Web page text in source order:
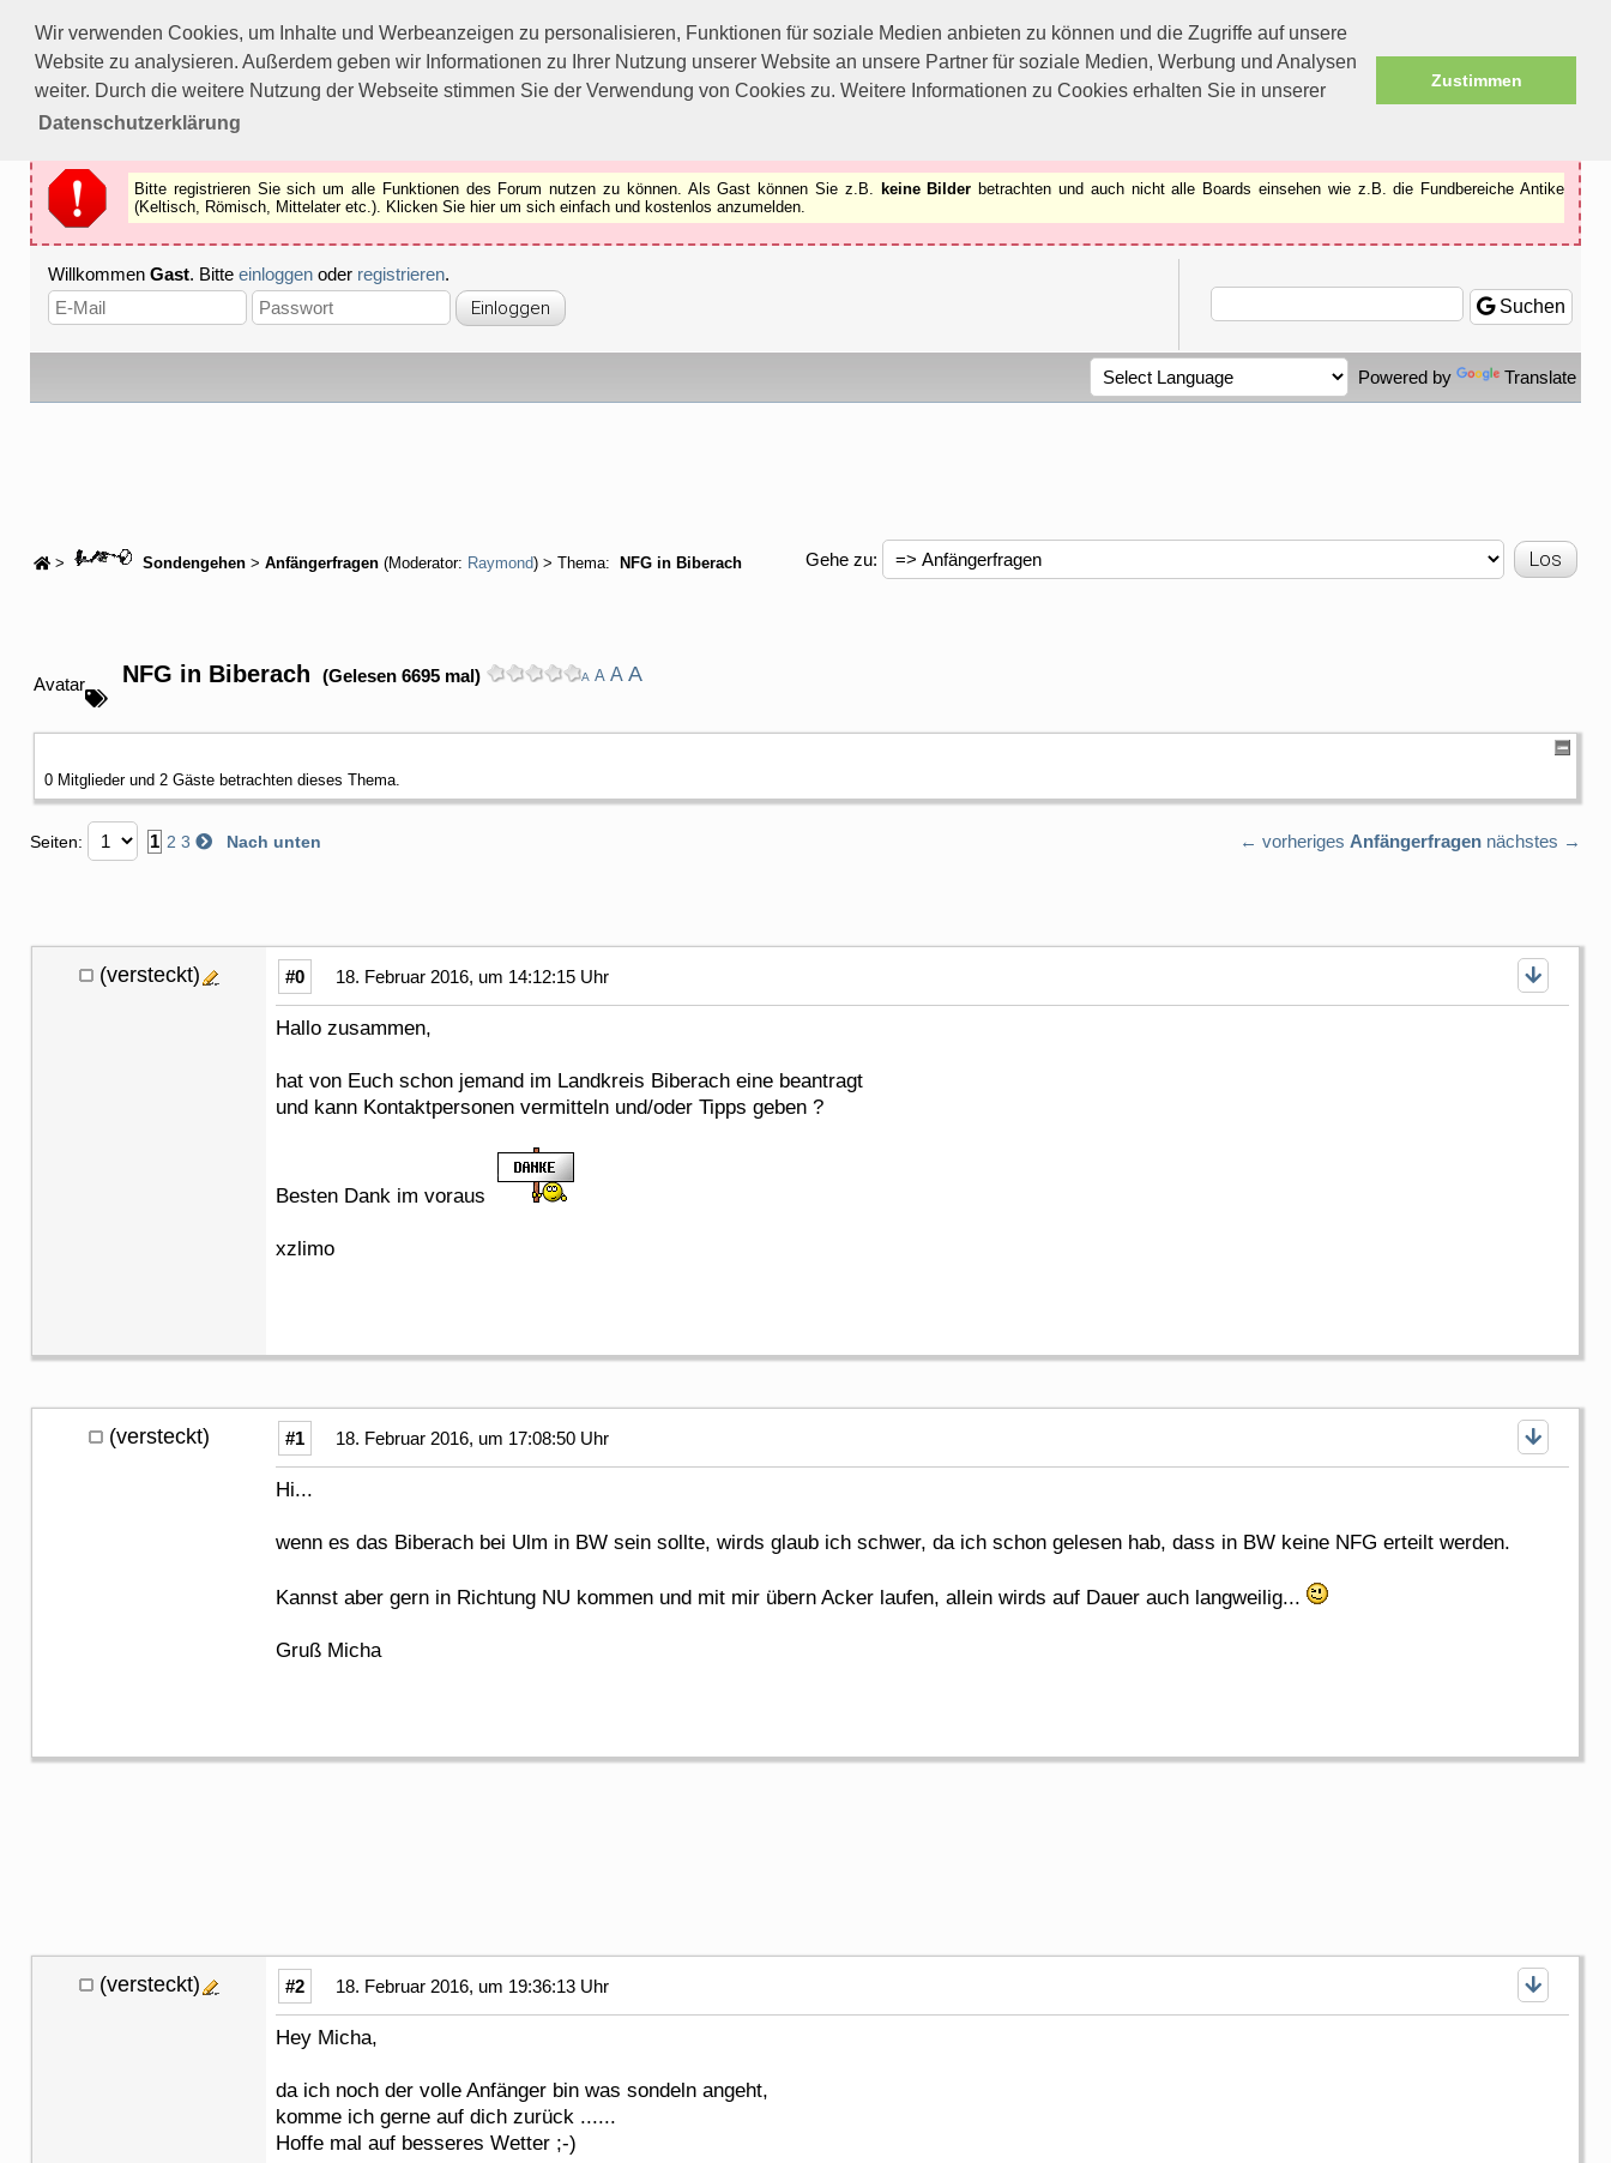
Wir verwenden Cookies, um Inhalte und Werbeanzeigen zu personalisieren, Funktionen für soziale Medien anbieten zu können und die Zugriffe auf unsere
Website zu analysieren. Außerdem geben wir Informationen zu Ihrer Nutzung unserer Website an unsere Partner für soziale Medien, Werbung und Analysen
weiter. Durch die weitere Nutzung der Webseite stimmen Sie der Verwendung von Cookies zu. Weitere Informationen zu Cookies erhalten Sie in unserer
Datenschutzerklärung
Zustimmen
Bitte registrieren Sie sich um alle Funktionen des Forums nutzen zu können.
Als Gast können Sie z.B.keine Bilderbetrachten.
Registrieren
Schliessen
Bitte registrieren Sie sich um alle Funktionen des Forum nutzen zu können. Als Gast können Sie z.B. keine Bilder betrachten und auch nicht alle Boards einsehen wie z.B. die Fundbereiche Antike
(Keltisch, Römisch, Mittelater etc.). Klicken Sie hier um sich einfach und kostenlos anzumelden.
Willkommen Gast. Bitte einloggen oder registrieren.
Suchen
Powered by Translate
> Sondengehen > Anfängerfragen (Moderator: Raymond) > Thema: NFG in Biberach Gehe zu:
Avatar NFG in Biberach (Gelesen 6695 mal) A A A A
0 Mitglieder und 2 Gäste betrachten dieses Thema.
Seiten: 1 2 3 Nach unten ← vorheriges Anfängerfragen nächstes →
(versteckt) #0 18. Februar 2016, um 14:12:15 Uhr
Hallo zusammen,
hat von Euch schon jemand im Landkreis Biberach eine beantragt
und kann Kontaktpersonen vermitteln und/oder Tipps geben ?
Besten Dank im voraus
xzlimo
(versteckt) #1 18. Februar 2016, um 17:08:50 Uhr
Hi...
wenn es das Biberach bei Ulm in BW sein sollte, wirds glaub ich schwer, da ich schon gelesen hab, dass in BW keine NFG erteilt werden.
Kannst aber gern in Richtung NU kommen und mit mir übern Acker laufen, allein wirds auf Dauer auch langweilig...
Gruß Micha
(versteckt) #2 18. Februar 2016, um 19:36:13 Uhr
Hey Micha,
da ich noch der volle Anfänger bin was sondeln angeht,
komme ich gerne auf dich zurück ......
Hoffe mal auf besseres Wetter ;-)